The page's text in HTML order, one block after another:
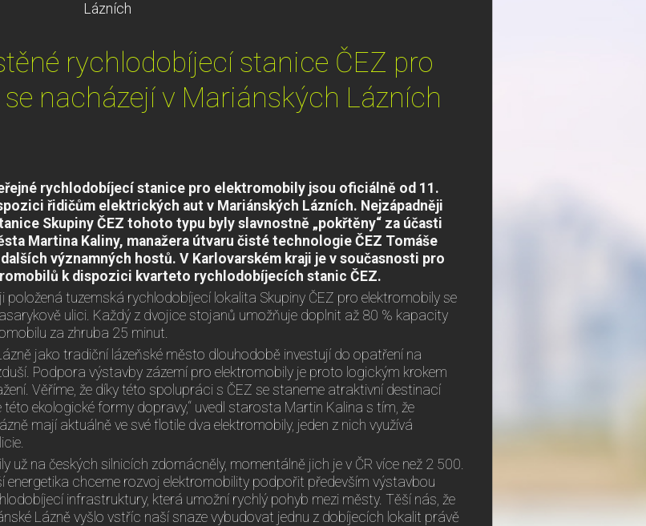
Lázních
rychlodobíjecí stanice ČEZ pro
nacházejí v Mariánských Lázních
rychlodobíjecí stanice pro elektromobily jsou oficiálně od 11.
řidičům elektrických aut v Mariánských Lázních. Nejzápadněji
Skupiny ČEZ tohoto typu byly slavnostně „pokřtěny“ za účasti
Martina Kaliny, manažera útvaru čisté technologie ČEZ Tomáše
významných hostů. V Karlovarském kraji je v současnosti pro
k dispozici kvarteto rychlodobíjecích stanic ČEZ.
položená tuzemská rychlodobíjecí lokalita Skupiny ČEZ pro elektromobily se
ulici. Každý z dvojice stojanů umožňuje doplnit až 80 % kapacity
za zhruba 25 minut.
jako tradiční lázeňské město dlouhodobě investují do opatření na
Podpora výstavby zázemí pro elektromobily je proto logickým krokem
Věříme, že díky této spolupráci s ČEZ se staneme atraktivní destinací
této ekologické formy dopravy,“ uvedl starosta Martin Kalina s tím, že
mají aktuálně ve své flotile dva elektromobily, jeden z nich využívá
už na českých silnicích zdomácněly, momentálně jich je v ČR více než 2 500.
energetika chceme rozvoj elektromobility podpořit především výstavbou
infrastruktury, která umožní rychlý pohyb mezi městy. Těší nás, že
Lázně vyšlo vstříc naší snaze vybudovat jednu z dobíjecích lokalit právě